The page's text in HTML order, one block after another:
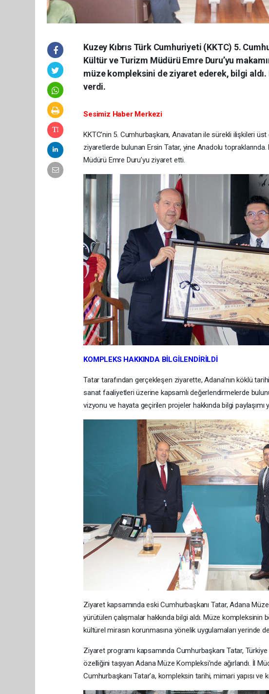
Kuzey Kıbrıs Türk Cumhuriyeti (KKTC) 5.
Kültür ve Turizm Müdürü Emre Duru’yu
müze kompleksini de ziyaret ederek, bilgi aldı.
verdi.
Sesimiz Haber Merkezi
KKTC’nin 5. Cumhurbaşkanı, Anavatan ile sürekli ilişkileri
ziyaretlerde bulunan Ersin Tatar, yine Anadolu
Müdürü Emre Duru’yu ziyaret etti.
KOMPLEKS HAKKINDA BİLGİLENDİRİLDİ
Tatar tarafından gerçekleşen ziyarette, Adana’nın köklü
sanat faaliyetleri üzerine kapsamlı değerlendirmelerde
vizyonu ve hayata geçirilen projeler hakkında bilgi paylaşımı
Ziyaret kapsamında eski Cumhurbaşkanı Tatar, Adana
yürütülen çalışmalar hakkında bilgi aldı. Müze kompleksinin
kültürel mirasın korunmasına yönelik uygulamaları yerinde
Ziyaret programı kapsamında Cumhurbaşkanı Tatar,
özelliğini taşıyan Adana Müze Kompleksi’nde ağırlandı. İl
Cumhurbaşkanı Tatar’a, kompleksin tarihi, mimari yapısı